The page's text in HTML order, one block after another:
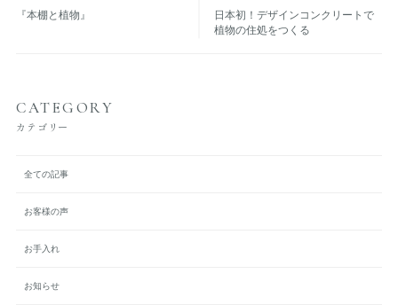
『本棚と植物』
日本初！デザインコンクリートで
植物の住処をつくる
CATEGORY
カテゴリー
全ての記事
お客様の声
お手入れ
お知らせ